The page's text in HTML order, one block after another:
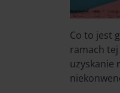
Co to jest
ramach
uzyskanie